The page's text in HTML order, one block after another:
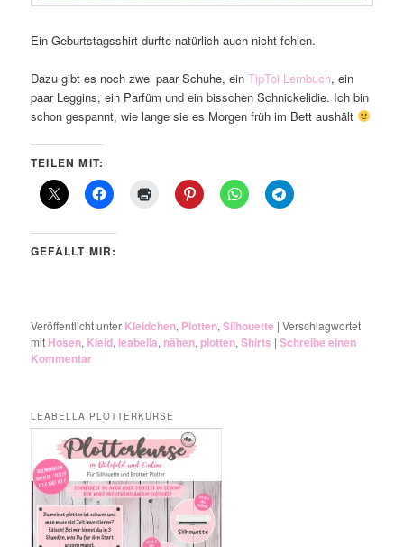
Ein Geburtstagsshirt durfte natürlich auch nicht fehlen.
Dazu gibt es noch zwei paar Schuhe, einTipToi Lernbuch, ein
paar Leggins, ein Parfüm und ein bisschen Schnickelidie. Ich bin
schon gespannt, wie lange sie es Morgen früh im Bett aushält
TEILEN MIT:
GEFÄLLT MIR:
Veröffentlicht unter Kleidchen, Plotten,Silhouette |Verschlagwortet
mit Hosen, Kleid, leabella, nähen,plotten,Shirts |Schreibe einen
Kommentar
LEABELLA PLOTTERKURSE